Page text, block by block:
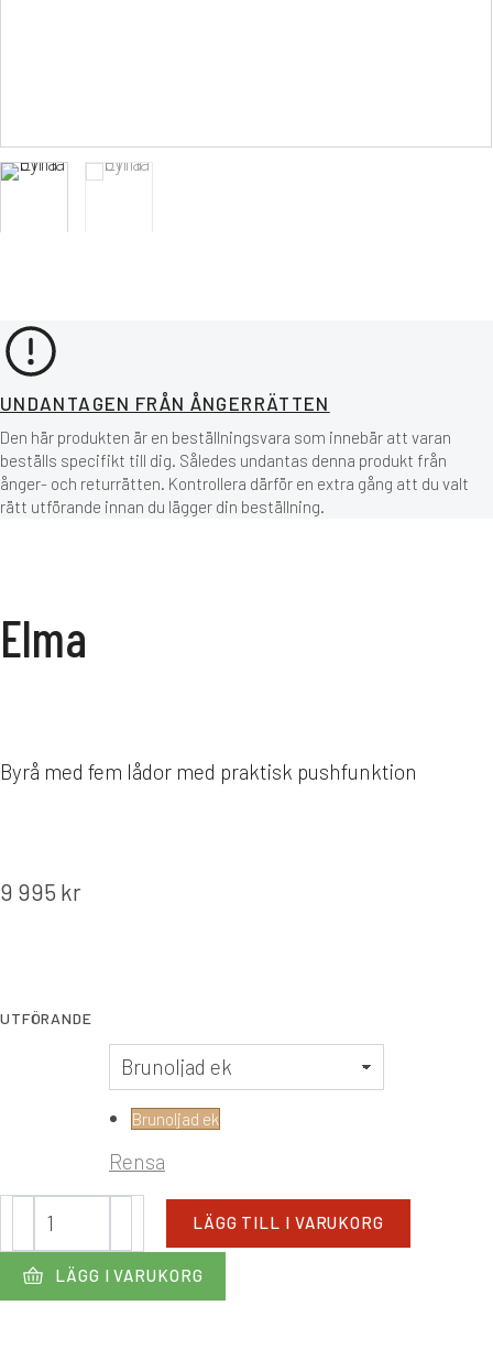
UNDANTAGEN FRÅN ÅNGERRÄTTEN
Den här produkten är en beställningsvara som innebär att varan
beställs specifikt till dig. Således undantas denna produkt från
ånger- och returrätten. Kontrollera därför en extra gång att du valt
rätt utförande innan du lägger din beställning.
Elma
Byrå med fem lådor med praktisk pushfunktion
9 995 kr
UTFÖRANDE
Brunoljad ek
Rensa
Elma
mängd
LÄGG TILL I VARUKORG
LÄGG I VARUKORG